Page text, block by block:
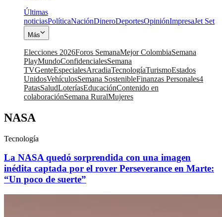
Últimas
noticiasPolíticaNaciónDineroDeportesOpiniónImpresaJet Set
Más
Elecciones 2026Foros SemanaMejor ColombiaSemana
PlayMundoConfidencialesSemana
TVGenteEspecialesArcadiaTecnologíaTurismoEstados
UnidosVehículosSemana SostenibleFinanzas Personales4
PatasSaludLoteríasEducaciónContenido en
colaboraciónSemana RuralMujeres
NASA
Tecnología
La NASA quedó sorprendida con una imagen
inédita captada por el rover Perseverance en Marte:
“Un poco de suerte”